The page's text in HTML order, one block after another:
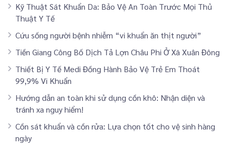
Kỹ Thuật Sát Khuẩn Da: Bảo Vệ An Toàn Trước Mọi Thủ
Thuật Y Tế
Cứu sống người bệnh nhiễm “vi khuẩn ăn thịt người”
Tiền Giang Công Bố Dịch Tả Lợn Châu Phi Ở Xã Xuân Đông
Thiết Bị Y Tế Medi Đồng Hành Bảo Vệ Trẻ Em Thoát
99,9% Vi Khuẩn
Hướng dẫn an toàn khi sử dụng cồn khô: Nhận diện và
tránh xa nguy hiểm!
Cồn sát khuẩn và cồn rửa: Lựa chọn tốt cho vệ sinh hàng
ngày